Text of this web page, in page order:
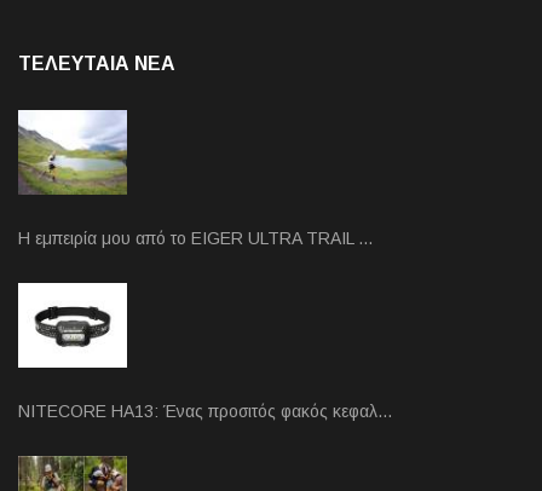
ΤΕΛΕΥΤΑΙΑ NEA
Η εμπειρία μου από το EIGER ULTRA TRAIL …
NITECORE HA13: Ένας προσιτός φακός κεφαλ…